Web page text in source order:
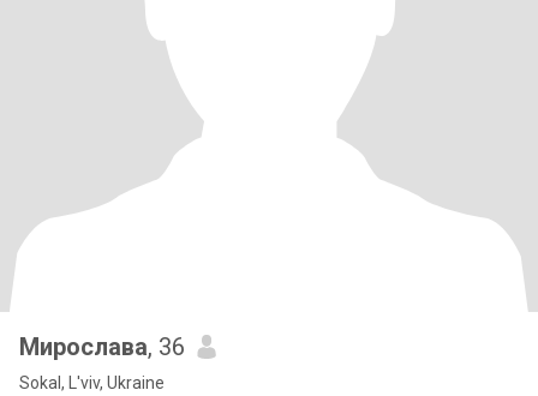
Мирослава, 36
Sokal, L'viv, Ukraine